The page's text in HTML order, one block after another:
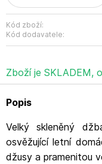
Kód zboží:
Kód dodavatele:
Zboží je SKLADEM,
Popis
Velký skleněný
osvěžující letní
džusy a pramenitou